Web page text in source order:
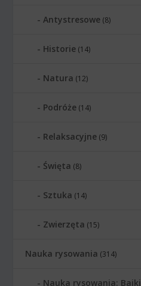
Antystresowe (8)
Historie (14)
Natura (12)
Podróże (14)
Relaksacyjne (9)
Święta (8)
Sztuka (14)
Zwierzęta (15)
Nauka rysowania (314)
Nauka rysowania: Bajki